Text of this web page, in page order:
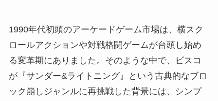
1990年代初頭のアーケードゲーム市場は、横スク
ロールアクションや対戦格闘ゲームが台頭し始め
る変革期にありました。そのような中で、ビスコ
が『サンダー&ライトニング』という古典的なブロ
ック崩しジャンルに再挑戦した背景には、シンプ